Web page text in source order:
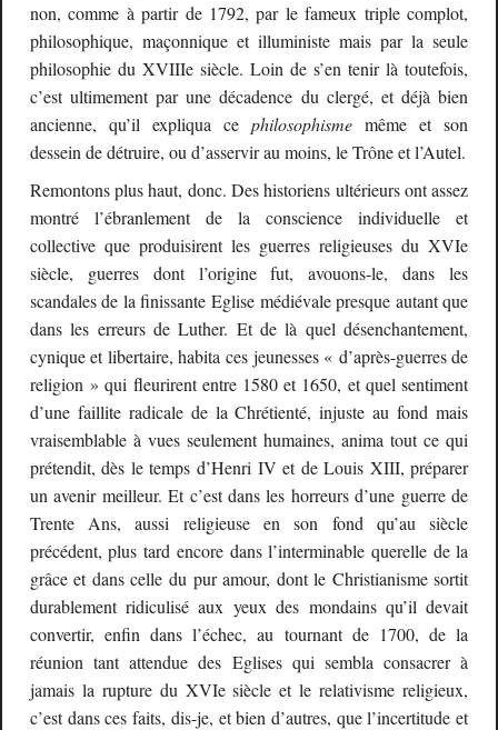
non, comme à partir de 1792, par le fameux triple complot,
philosophique, maçonnique et illuministe mais par la seule
philosophie du XVIIIe siècle. Loin de s’en tenir là toutefois,
c’est ultimement par une décadence du clergé, et déjà bien
ancienne, qu’il expliqua cephilosophismemême et son
dessein de détruire, ou d’asservir au moins, le Trône et l’Autel.
Remontons plus haut, donc. Des historiens ultérieurs ont assez
montré l’ébranlement de la conscience individuelle et
collective que produisirent les guerres religieuses du XVIe
siècle, guerres dont l’origine fut, avouons-le, dans les
scandales de la finissante Eglise médiévale presque autant que
dans les erreurs de Luther. Et de là quel désenchantement,
cynique et libertaire, habita ces jeunesses « d’après-guerres de
religion » qui fleurirent entre 1580 et 1650, et quel sentiment
d’une faillite radicale de la Chrétienté, injuste au fond mais
vraisemblable à vues seulement humaines, anima tout ce qui
prétendit, dès le temps d’Henri IV et de Louis XIII, préparer
un avenir meilleur. Et c’est dans les horreurs d’une guerre de
Trente Ans, aussi religieuse en son fond qu’au siècle
précédent, plus tard encore dans l’interminable querelle de la
grâce et dans celle du pur amour, dont le Christianisme sortit
durablement ridiculisé aux yeux des mondains qu’il devait
convertir, enfin dans l’échec, au tournant de 1700, de la
réunion tant attendue des Eglises qui sembla consacrer à
jamais la rupture du XVIe siècle et le relativisme religieux,
c’est dans ces faits, dis-je, et bien d’autres, que l’incertitude et